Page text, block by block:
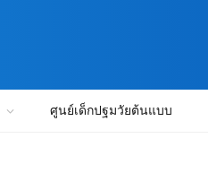
ศูนย์เด็กปฐมวัยต้นแบบ